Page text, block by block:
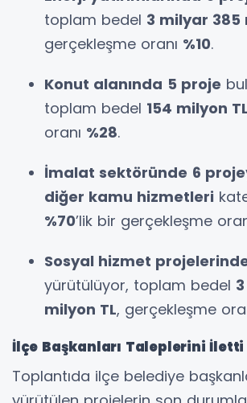
toplam bedel 3 milyar 385
gerçekleşme oranı %10.
Konut alanında 5 proje
toplam bedel 154 milyon TL
oranı %28.
İmalat sektöründe 6 proje
diğer kamu hizmetleri
%70’lik bir gerçekleşme
Sosyal hizmet
yürütülüyor, toplam bedel
milyon TL, gerçekleşme
İlçe Başkanları Taleplerini İletti
Toplantıda ilçe belediye